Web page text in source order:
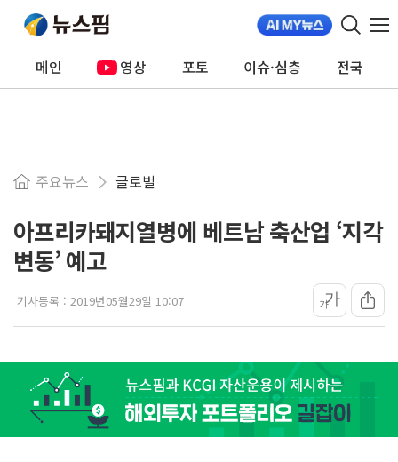
메인 영상 포토 이슈·심층 전국
주요뉴스 글로벌
아프리카돼지열병에 베트남 축산업 ‘지각
변동’ 예고
기사등록 : 2019년05월29일 10:07 가가